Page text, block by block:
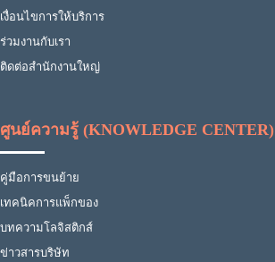
เงื่อนไขการให้บริการ
ร่วมงานกับเรา
ติดต่อสำนักงานใหญ่
ศูนย์ความรู้ (KNOWLEDGE CENTER)
คู่มือการขนย้าย
เทคนิคการแพ็กของ
บทความโลจิสติกส์
ข่าวสารบริษัท